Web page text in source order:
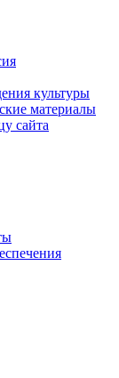
культуры
материалы
сайта